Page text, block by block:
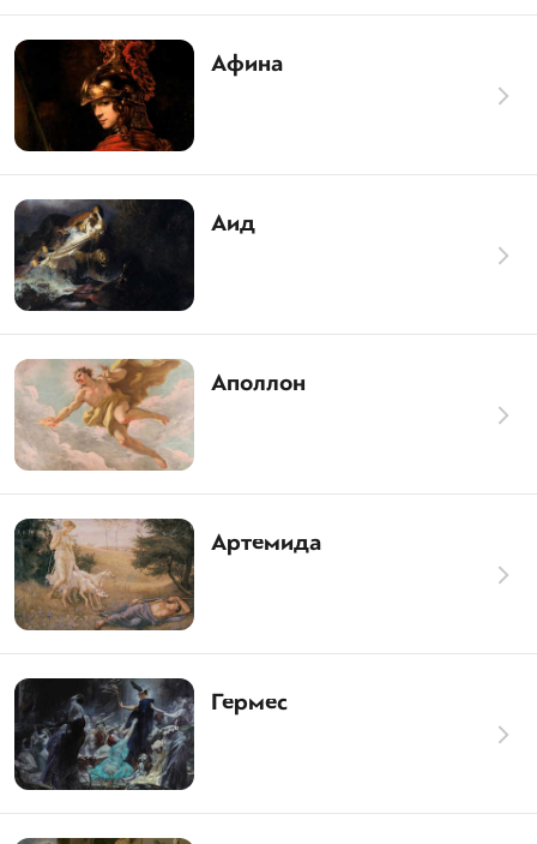
Афина
Аид
Аполлон
Артемида
Гермес